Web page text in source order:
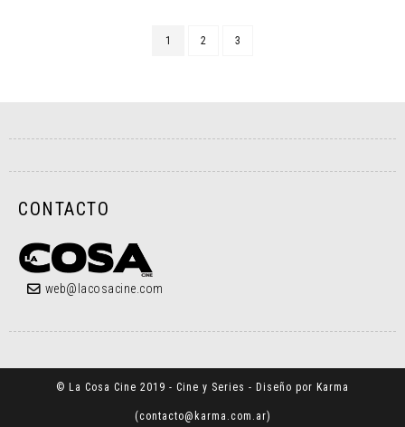
1 2 3
CONTACTO
web@lacosacine.com
© La Cosa Cine 2019 - Cine y Series - Diseño por Karma
(contacto@karma.com.ar)